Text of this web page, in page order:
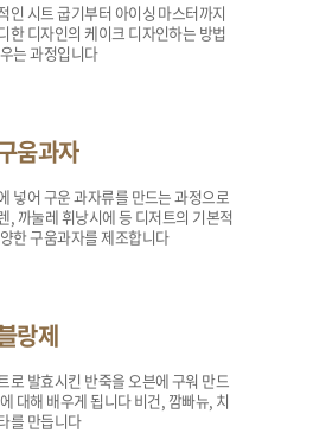
인 시트 굽기부터 아이싱 마스터까지
한 디자인의 케이크 디자인하는 방법
는 과정입니다
움과자
넣어 구운 과자류를 만드는 과정으로
, 까눌레 휘낭시에 등 디저트의 기본적
한 구움과자를 제조합니다
랑제
로 발효시킨 반죽을 오븐에 구워 만드
대해 배우게 됩니다 비건, 깜빠뉴, 치
를 만듭니다